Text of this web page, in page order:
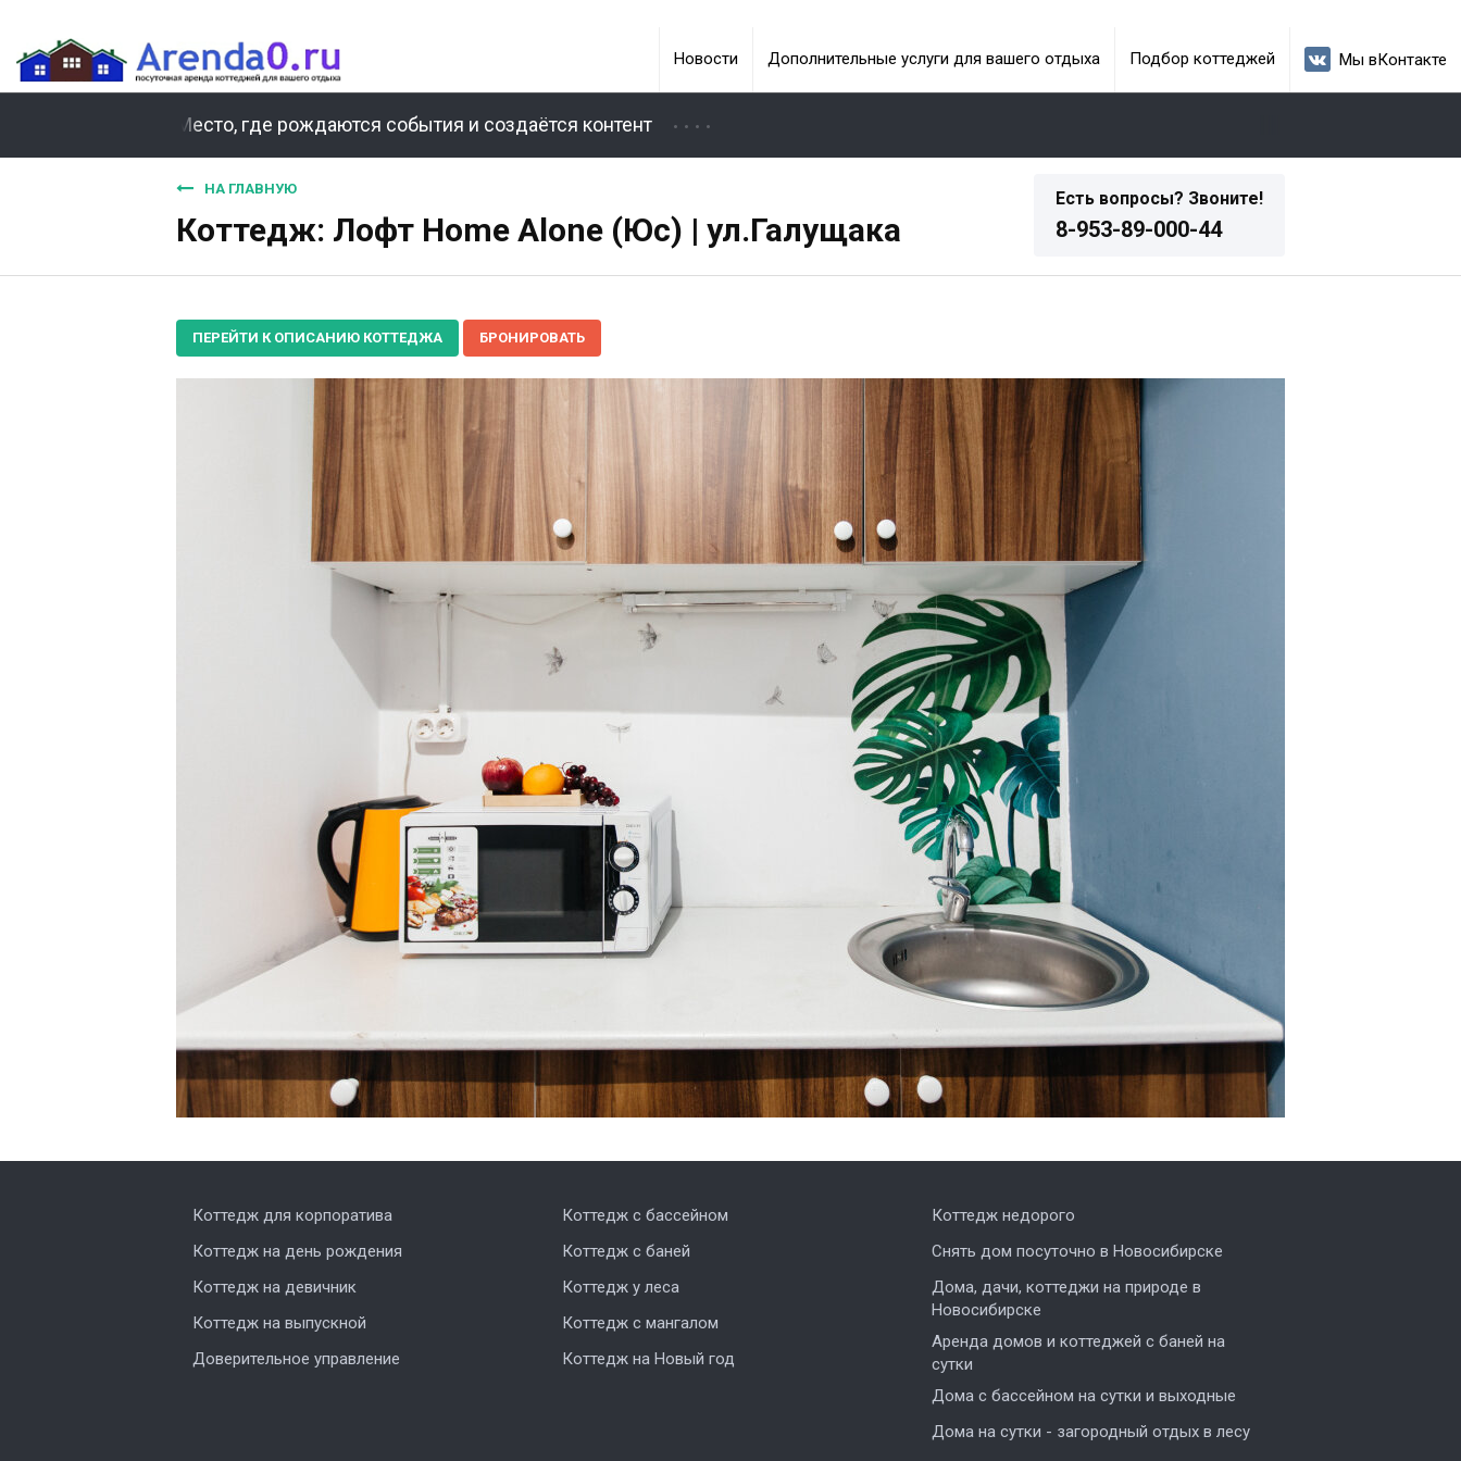
Новости Дополнительные услуги для вашего отдыха Подбор коттеджей Мы вКонтакте
Место, где рождаются события и создаётся контент
Есть вопросы? Звоните!
8-953-89-000-44
НА ГЛАВНУЮ
Коттедж: Лофт Home Alone (Юс) | ул.Галущака
ПЕРЕЙТИ К ОПИСАНИЮ КОТТЕДЖА БРОНИРОВАТЬ
Коттедж для корпоратива
Коттедж на день рождения
Коттедж на девичник
Коттедж на выпускной
Доверительное управление
Коттедж с бассейном
Коттедж с баней
Коттедж у леса
Коттедж с мангалом
Коттедж на Новый год
Коттедж недорого
Снять дом посуточно в Новосибирске
Дома, дачи, коттеджи на природе в
Новосибирске
Аренда домов и коттеджей с баней на
сутки
Дома с бассейном на сутки и выходные
Дома на сутки - загородный отдых в лесу